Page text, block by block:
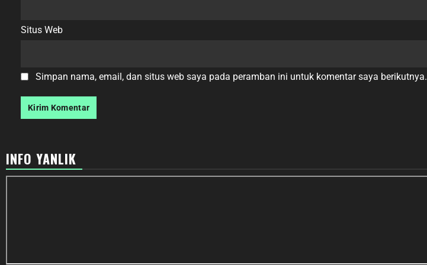
Situs Web
Simpan nama, email, dan situs web saya pada peramban ini untuk komentar saya berikutnya.
INFO YANLIK